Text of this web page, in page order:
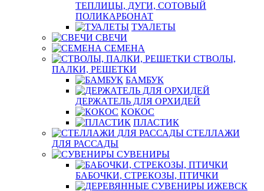
ТЕПЛИЦЫ, ДУГИ, СОТОВЫЙ
ПОЛИКАРБОНАТ
ТУАЛЕТЫ
СВЕЧИ
СЕМЕНА
СТВОЛЫ,
ПАЛКИ, РЕШЕТКИ
БАМБУК
ДЕРЖАТЕЛЬ ДЛЯ ОРХИДЕЙ
КОКОС
ПЛАСТИК
СТЕЛЛАЖИ
ДЛЯ РАССАДЫ
СУВЕНИРЫ
БАБОЧКИ, СТРЕКОЗЫ, ПТИЧКИ